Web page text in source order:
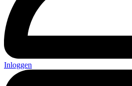
Inloggen